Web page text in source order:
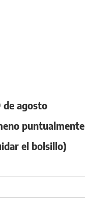
de agosto
puntualmente
el bolsillo)